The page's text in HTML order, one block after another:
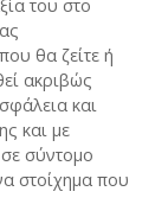
του στο
θα ζείτε ή
ακριβώς
και
και με
σύντομο
στοίχημα που